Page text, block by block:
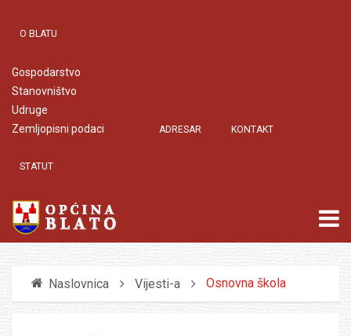
O BLATU
Gospodarstvo
Stanovništvo
Udruge
Zemljopisni podaci
ADRESAR KONTAKT
STATUT
Naslovnica Vijesti-a Osnovna škola